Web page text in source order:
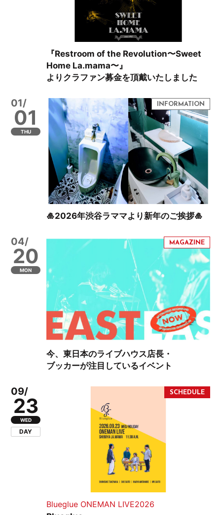
『Restroom of the Revolution〜Sweet
Home La.mama〜』
よりクラファン募金を頂戴いたしました
01/
01
THU
🎍2026年渋谷ラママより新年のご挨拶🎍
04/
20
MON
今、東日本のライブハウス店長・
ブッカーが注目しているイベント
09/
23
WED
DAY
Blueglue ONEMAN LIVE2026